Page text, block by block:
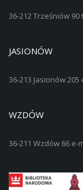
36-212 Trześniów 90
JASIONÓW
36-213 Jasionów
WZDÓW
36-211 Wzdów 66 e-